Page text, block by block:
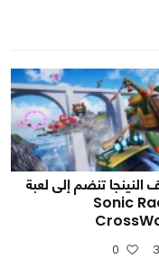
تنضم إلى لعبة
Sonic
0